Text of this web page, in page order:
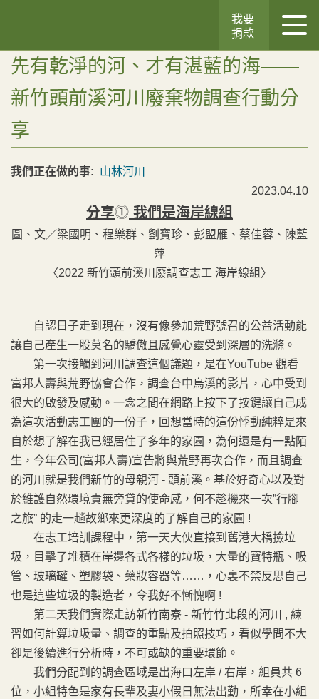
我要
捐款
先有乾淨的河、才有湛藍的海——
新竹頭前溪河川廢棄物調查行動分
享
我們正在做的事: 山林河川
2023.04.10
分享⓵ 我們是海岸線組
圖、文／梁國明、程樂群、劉寶珍、彭盟雁、蔡佳蓉、陳藍
萍
〈2022 新竹頭前溪川廢調查志工 海岸線組〉
自認日子走到現在，沒有像參加荒野號召的公益活動能
讓自己產生一股莫名的驕傲且感覺心靈受到深層的洗滌。
第一次接觸到河川調查這個議題，是在YouTube 觀看
富邦人壽與荒野協會合作，調查台中烏溪的影片，心中受到
很大的啟發及感動。一念之間在網路上按下了按鍵讓自己成
為這次活動志工團的一份子，回想當時的這份悸動純粹是來
自於想了解在我已經居住了多年的家園，為何還是有一點陌
生，今年公司(富邦人壽)宣告將與荒野再次合作，而且調查
的河川就是我們新竹的母親河 - 頭前溪。基於好奇心以及對
於維護自然環境責無旁貸的使命感，何不趁機來一次”行腳
之旅” 的走一趟故鄉來更深度的了解自己的家園 !
在志工培訓課程中，第一天大伙直接到舊港大橋撿垃
圾，目擊了堆積在岸邊各式各樣的垃圾，大量的寶特瓶、吸
管、玻璃罐、塑膠袋、藥妝容器等……，心裏不禁反思自己
也是這些垃圾的製造者，令我好不慚愧啊 !
第二天我們實際走訪新竹南寮 - 新竹竹北段的河川 , 練
習如何計算垃圾量、調查的重點及拍照技巧，看似學問不大
卻是後續進行分析時，不可或缺的重要環節。
我們分配到的調查區域是出海口左岸 / 右岸，組員共 6
位，小組特色是家有長輩及妻小假日無法出勤，所幸在小組